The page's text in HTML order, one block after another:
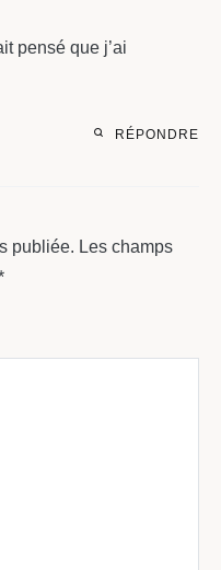
pensé que j’ai
RÉPONDRE
publiée. Les champs